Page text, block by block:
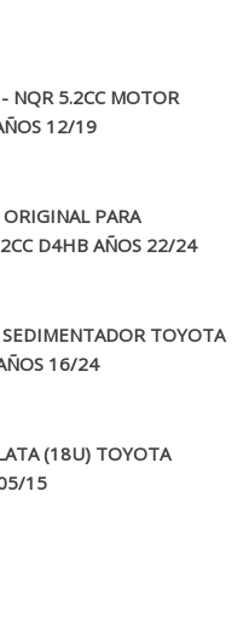
NQR 5.2CC MOTOR
12/19
PARA
D4HB AÑOS 22/24
TOYOTA
16/24
(18U) TOYOTA
15